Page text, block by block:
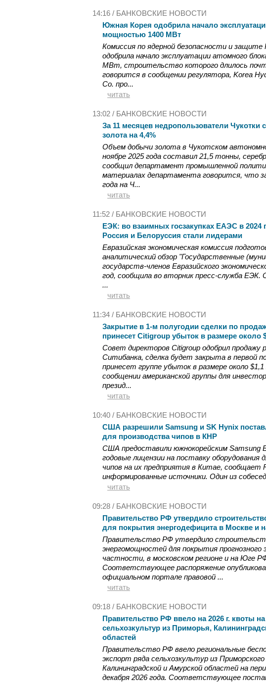
14:16 / БАНКОВСКИЕ НОВОСТИ
Южная Корея одобрила начало
мощностью 1400 МВт
Комиссия по ядерной безопасности и
одобрила начало эксплуатации атомного
МВт, строительство которого длилось
говорится в сообщении регулятора, Korea
Co. про...
читать
13:02 / БАНКОВСКИЕ НОВОСТИ
За 11 месяцев недропользователи Чукотки
золота на 4,4%
Объем добычи золота в Чукотском
ноябре 2025 года составил 21,5 тонны,
сообщил департамент промышленной
материалах департамента говорится, что
года на Ч...
читать
11:52 / БАНКОВСКИЕ НОВОСТИ
ЕЭК: во взаимных госзакупках ЕАЭС в 2024
Россия и Белоруссия стали лидерами
Евразийская экономическая комиссия
аналитический обзор "Государственные
государств-членов Евразийского
год, сообщила во вторник пресс-служба ЕЭК.
...
читать
11:34 / БАНКОВСКИЕ НОВОСТИ
Закрытие в 1-м полугодии сделки по
принесет Citigroup убыток в размере около
Совет директоров Citigroup одобрил продажу
Ситибанка, сделка будет закрыта в первой
принесет группе убыток в размере около
сообщении американской группы для
презид...
читать
10:40 / БАНКОВСКИЕ НОВОСТИ
США разрешили Samsung и SK Hynix
для производства чипов в КНР
США предоставили южнокорейским Samsung
годовые лицензии на поставку оборудования
чипов на их предприятия в Китае, сообщает
информированные источники. Один из
читать
09:28 / БАНКОВСКИЕ НОВОСТИ
Правительство РФ утвердило
для покрытия энергодефицита в Москве и
Правительство РФ утвердило
энергомощностей для покрытия прогнозного
частности, в московском регионе и на Юге
Соответствующее распоряжение
официальном портале правовой ...
читать
09:18 / БАНКОВСКИЕ НОВОСТИ
Правительство РФ ввело на 2026 г. квоты
сельхозкультур из Приморья,
областей
Правительство РФ ввело региональные
экспорт ряда сельхозкультур из Приморского
Калининградской и Амурской областей на
декабря 2026 года. Соответствующее